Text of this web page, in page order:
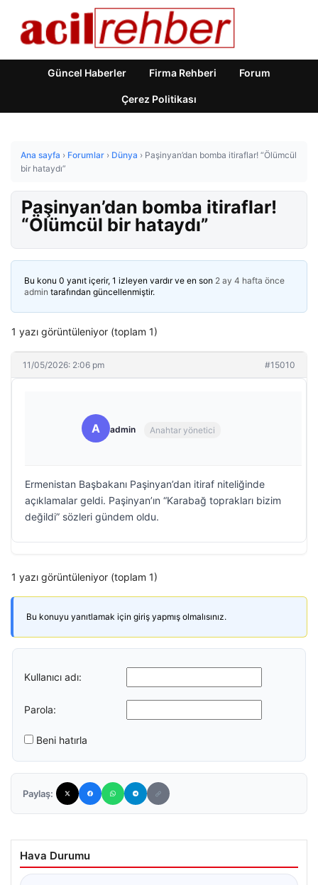
Güncel Haberler Firma Rehberi Forum
Çerez Politikası
Ana sayfa › Forumlar › Dünya › Paşinyan’dan bomba itiraflar! “Ölümcül
bir hataydı”
Paşinyan’dan bomba itiraflar!
“Ölümcül bir hataydı”
Bu konu 0 yanıt içerir, 1 izleyen vardır ve en son 2 ay 4 hafta önce
admin tarafından güncellenmiştir.
1 yazı görüntüleniyor (toplam 1)
11/05/2026: 2:06 pm #15010
A admin Anahtar yönetici
Ermenistan Başbakanı Paşinyan’dan itiraf niteliğinde
açıklamalar geldi. Paşinyan’ın “Karabağ toprakları bizim
değildi” sözleri gündem oldu.
1 yazı görüntüleniyor (toplam 1)
Bu konuyu yanıtlamak için giriş yapmış olmalısınız.
Kullanıcı adı:
Parola:
Beni hatırla
Paylaş:
Hava Durumu